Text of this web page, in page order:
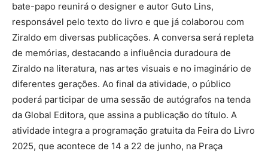
bate-papo reunirá o designer e autor Guto Lins,
responsável pelo texto do livro e que já colaborou com
Ziraldo em diversas publicações. A conversa será repleta
de memórias, destacando a influência duradoura de
Ziraldo na literatura, nas artes visuais e no imaginário de
diferentes gerações. Ao final da atividade, o público
poderá participar de uma sessão de autógrafos na tenda
da Global Editora, que assina a publicação do título. A
atividade integra a programação gratuita da Feira do Livro
2025, que acontece de 14 a 22 de junho, na Praça